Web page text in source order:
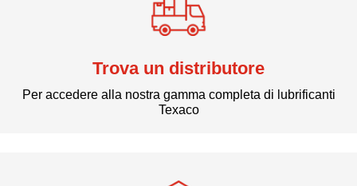
Trova un distributore
Per accedere alla nostra gamma completa di lubrificanti
Texaco